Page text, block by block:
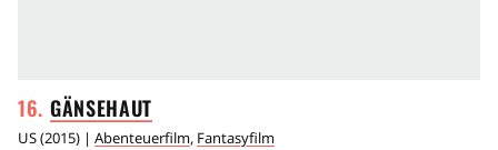
GÄNSEHAUT
US(2015) | Abenteuerfilm, Fantasyfilm